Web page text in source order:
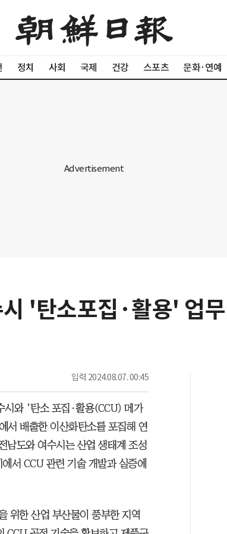
정치 사회 국제 건강 스포츠 문화·연예
'탄소포집·활용' 업
입력 2024.08.07. 00:45
시와 ‘탄소 포집·활용(CCU) 메가
서 배출한 이산화탄소를 포집해 연
남도와 여수시는 산업 생태계 조성
서 CCU 관련 기술 개발과 실증에
위한 산업 부산물이 풍부한 지역